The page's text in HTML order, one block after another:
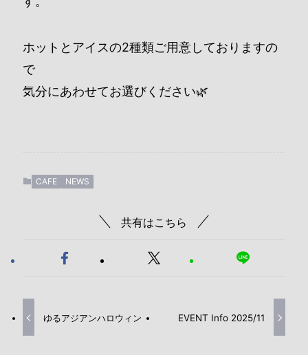
ホットとアイスの2種類ご用意しておりますの
で
気分にあわせてお選びください🌿
CAFE NEWS
共有はこちら
ゆるアジアンハロウィン EVENT Info 2025/11